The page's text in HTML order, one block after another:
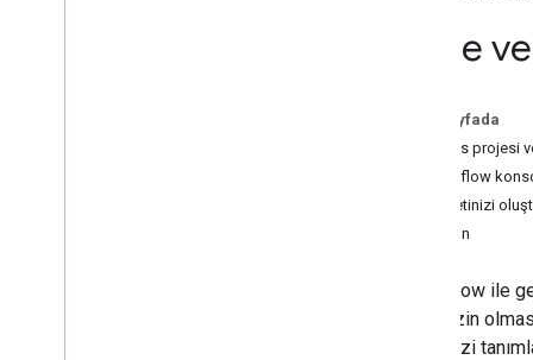
Proje
Bu sayfada
Actions projesi
Dialogflow
İlk niyetinizi
Deneyin
Dialogflow ile
Projenizin
İşleminizi